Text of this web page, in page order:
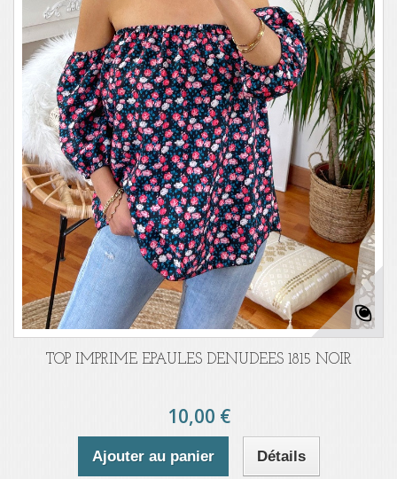
TOP IMPRIME EPAULES DENUDEES 1815 NOIR
10,00 €
Ajouter au panier Détails